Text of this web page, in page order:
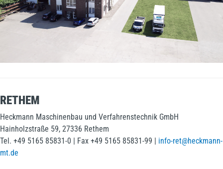
RETHEM
Heckmann Maschinenbau und Verfahrenstechnik GmbH
Hainholzstraße 59, 27336 Rethem
Tel. +49 5165 85831-0 | Fax +49 5165 85831-99 | info-ret@heckmann-
mt.de